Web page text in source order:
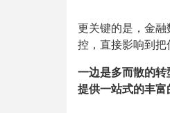
更关键的是，金
控，直接影响到把
一边是多而散的
提供一站式的丰富